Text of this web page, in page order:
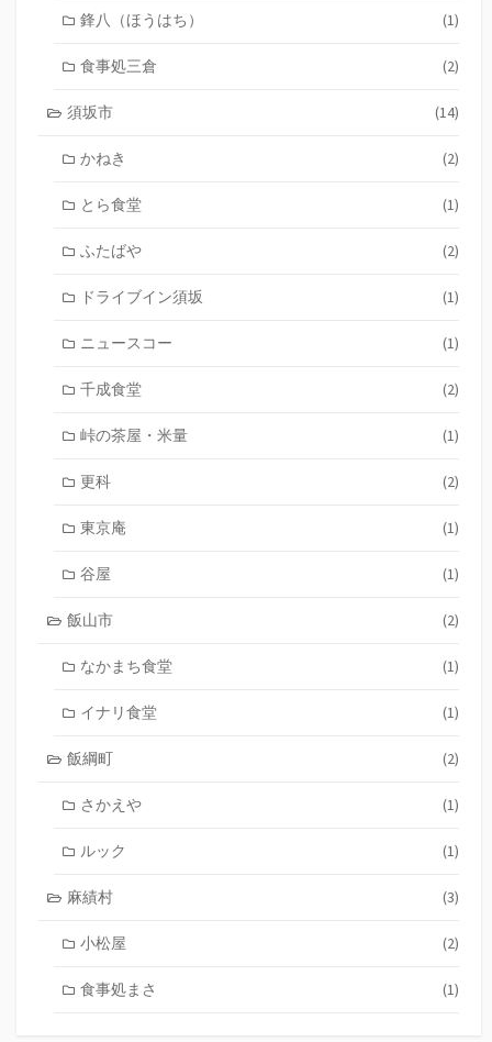
鋒八（ほうはち） (1)
食事処三倉 (2)
須坂市 (14)
かねき (2)
とら食堂 (1)
ふたばや (2)
ドライブイン須坂 (1)
ニュースコー (1)
千成食堂 (2)
峠の茶屋・米量 (1)
更科 (2)
東京庵 (1)
谷屋 (1)
飯山市 (2)
なかまち食堂 (1)
イナリ食堂 (1)
飯綱町 (2)
さかえや (1)
ルック (1)
麻績村 (3)
小松屋 (2)
食事処まさ (1)